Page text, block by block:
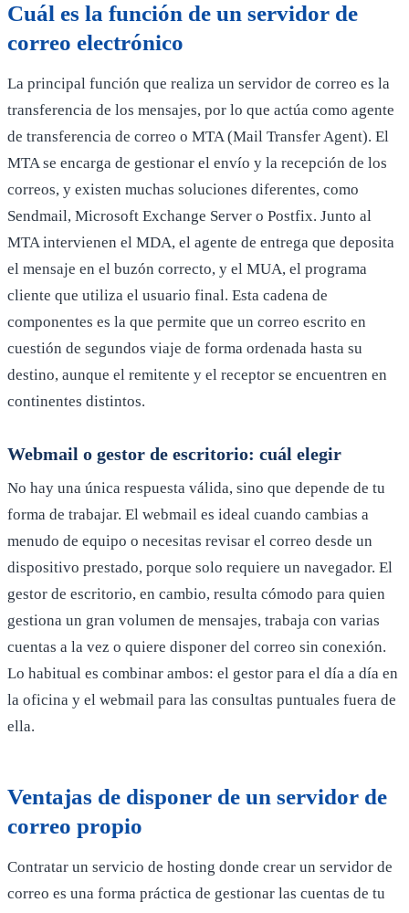
Cuál es la función de un servidor de
correo electrónico
La principal función que realiza un servidor de correo es la
transferencia de los mensajes, por lo que actúa como agente
de transferencia de correo o MTA (Mail Transfer Agent). El
MTA se encarga de gestionar el envío y la recepción de los
correos, y existen muchas soluciones diferentes, como
Sendmail, Microsoft Exchange Server o Postfix. Junto al
MTA intervienen el MDA, el agente de entrega que deposita
el mensaje en el buzón correcto, y el MUA, el programa
cliente que utiliza el usuario final. Esta cadena de
componentes es la que permite que un correo escrito en
cuestión de segundos viaje de forma ordenada hasta su
destino, aunque el remitente y el receptor se encuentren en
continentes distintos.
Webmail o gestor de escritorio: cuál elegir
No hay una única respuesta válida, sino que depende de tu
forma de trabajar. El webmail es ideal cuando cambias a
menudo de equipo o necesitas revisar el correo desde un
dispositivo prestado, porque solo requiere un navegador. El
gestor de escritorio, en cambio, resulta cómodo para quien
gestiona un gran volumen de mensajes, trabaja con varias
cuentas a la vez o quiere disponer del correo sin conexión.
Lo habitual es combinar ambos: el gestor para el día a día en
la oficina y el webmail para las consultas puntuales fuera de
ella.
Ventajas de disponer de un servidor de
correo propio
Contratar un servicio de hosting donde crear un servidor de
correo es una forma práctica de gestionar las cuentas de tu